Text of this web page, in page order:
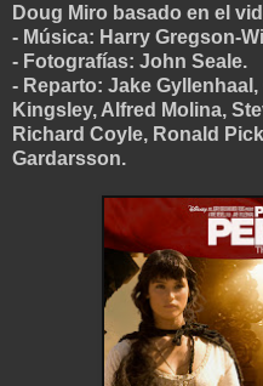
Doug Miro basado en el
- Música: Harry Gregson-
- Fotografías: John Seale.
- Reparto: Jake
Kingsley, Alfred Molina,
Richard Coyle, Ronald
Gardarsson.